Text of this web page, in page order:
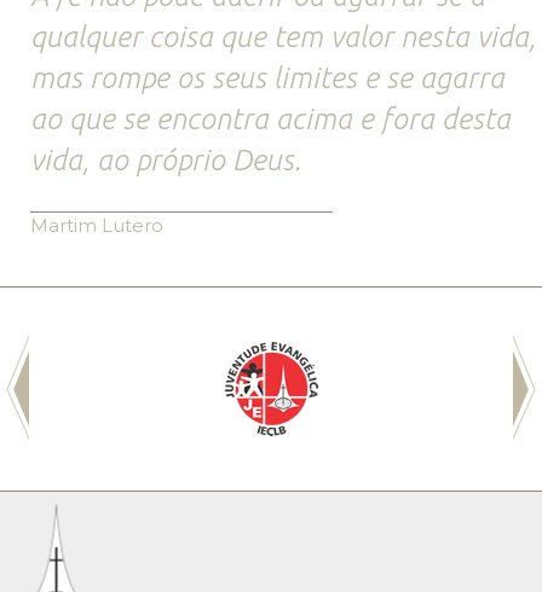
qualquer coisa que tem valor nesta vida,
mas rompe os seus limites e se agarra
ao que se encontra acima e fora desta
vida, ao próprio Deus.
Martim Lutero